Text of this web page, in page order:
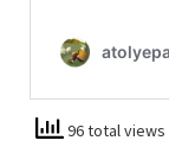
96 total views